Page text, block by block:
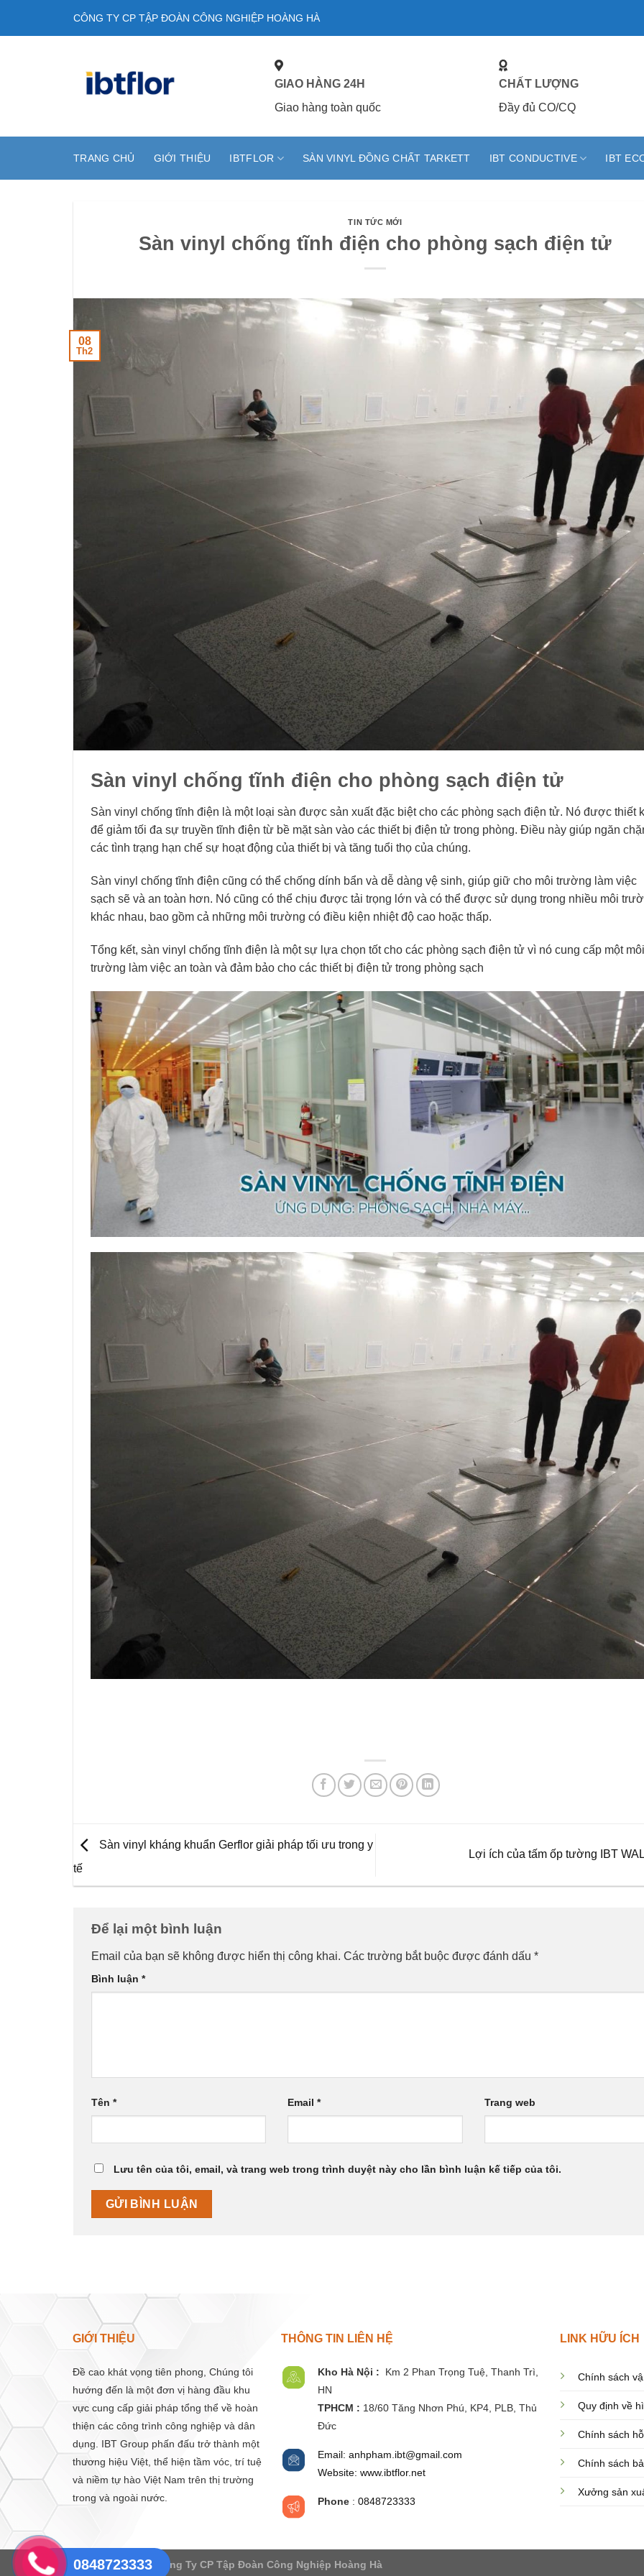
CÔNG TY CP TẬP ĐOÀN CÔNG NGHIỆP HOÀNG HÀ
GIAO HÀNG 24H
Giao hàng toàn quốc
CHẤT LƯỢNG
Đầy đủ CO/CQ
TRANG CHỦ GIỚI THIỆU IBTFLOR SÀN VINYL ĐỒNG CHẤT TARKETT IBT CONDUCTIVE IBT
TIN TỨC MỚI
Sàn vinyl chống tĩnh điện cho phòng sạch điện tử
08
Th2
Sàn vinyl chống tĩnh điện cho phòng sạch điện tử
Sàn vinyl chống tĩnh điện là một loại sàn được sản xuất đặc biệt cho các phòng sạch điện tử. Nó được thiết
để giảm tối đa sự truyền tĩnh điện từ bề mặt sàn vào các thiết bị điện tử trong phòng. Điều này giúp ngăn
các tình trạng hạn chế sự hoạt động của thiết bị và tăng tuổi thọ của chúng.
Sàn vinyl chống tĩnh điện cũng có thể chống dính bẩn và dễ dàng vệ sinh, giúp giữ cho môi trường làm việc
sạch sẽ và an toàn hơn. Nó cũng có thể chịu được tải trọng lớn và có thể được sử dụng trong nhiều môi
khác nhau, bao gồm cả những môi trường có điều kiện nhiệt độ cao hoặc thấp.
Tổng kết, sàn vinyl chống tĩnh điện là một sự lựa chọn tốt cho các phòng sạch điện tử vì nó cung cấp một môi
trường làm việc an toàn và đảm bảo cho các thiết bị điện tử trong phòng sạch
Sàn vinyl kháng khuẩn Gerflor giải pháp tối ưu trong y
tế
Lợi ích của tấm ốp tường IBT
Để lại một bình luận
Email của bạn sẽ không được hiển thị công khai. Các trường bắt buộc được đánh dấu *
Bình luận *
Tên * Email* Trang web
Lưu tên của tôi, email, và trang web trong trình duyệt này cho lần bình luận kế tiếp của tôi.
GIỚI THIỆU
Đề cao khát vọng tiên phong, Chúng tôi
hướng đến là một đơn vị hàng đầu khu
vực cung cấp giải pháp tổng thể về hoàn
thiện các công trình công nghiệp và dân
dụng. IBT Group phấn đấu trở thành một
thương hiệu Việt, thể hiện tầm vóc, trí tuệ
và niềm tự hào Việt Nam trên thị trường
trong và ngoài nước.
THÔNG TIN LIÊN HỆ
Kho Hà Nội : Km 2 Phan Trọng Tuệ,ThanhTrì,
HN
TPHCM : 18/60 Tăng Nhơn Phú, KP4, PLB, Thủ
Đức
Email: anhpham.ibt@gmail.com
Website: www.ibtflor.net
Phone :0848723333
LINK HỮU ÍCH
Chính sách
Quy định về
Chính sách
Chính sách
Xưởng sản
Copyright 2026 © Công Ty CP Tập Đoàn Công Nghiệp Hoàng Hà
0848723333